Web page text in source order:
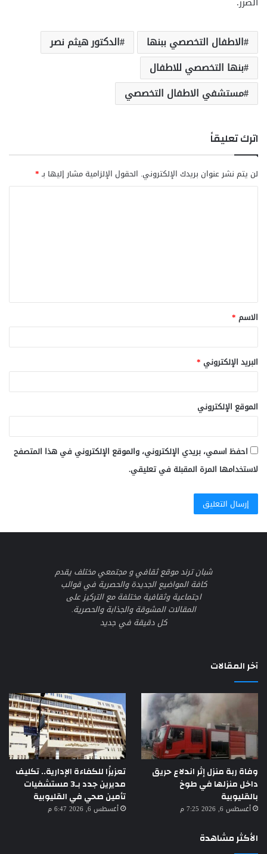
الاطفال التخصصي ببنها
الدكتور هيثم نصر
بنها التخصصي للاطفال
مستشفي الاطفال التخصصي
اترك تعليقاً
لن يتم نشر عنوان بريدك الإلكتروني. الحقول الإلزامية مشار إليها بـ*
ق
*
الاسم *
البريد الإلكتروني *
الموقع الإلكتروني
احفظ اسمي، بريدي الإلكتروني، والموقع الإلكتروني في هذا المتصفح
لاستخدامها المرة المقبلة في تعليقي.
شبان ترند موقع ثقافي و مجتمعي مختلف يقدم
كافة المواضيع الجديدة والحصرية في قوالب
اجتماعية وثقافية مختلفة مع التركيز على
المقالات المشوقة والجذابة والحصرية.
كل دقيقة في جديد
آخر المقالات
وفاة ربة منزل إثر اندلاع حريق
داخل منزلها في طوخ
بالقليوبية
أغسطس 6, 2026 7:25 م
تعزيزًا للكفاءة الإدارية.. تكليف
مديرين جدد بـ3 مستشفيات
تأمين صحي في القليوبية
أغسطس 6, 2026 6:47 م
الأكثر مشاهدة